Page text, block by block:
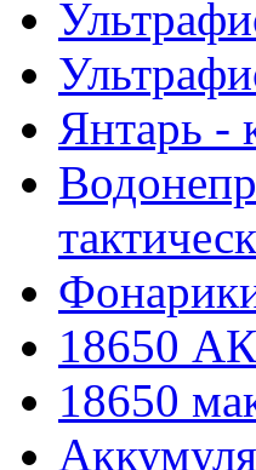
Янтарь -
18650
18650